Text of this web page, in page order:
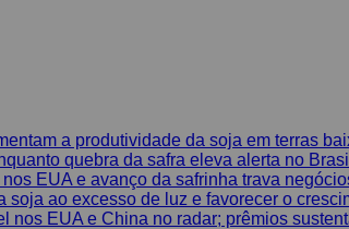
a produtividade da soja em terras
quebra da safra eleva alerta no Brasil
EUA e avanço da safrinha trava
soja ao excesso de luz e favorecer o
EUA e China no radar; prêmios